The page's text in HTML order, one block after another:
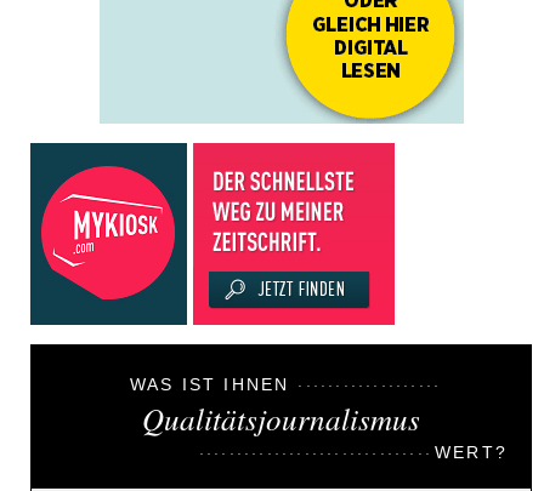
WAS IST IHNEN
Qualitätsjournalismus
WERT?